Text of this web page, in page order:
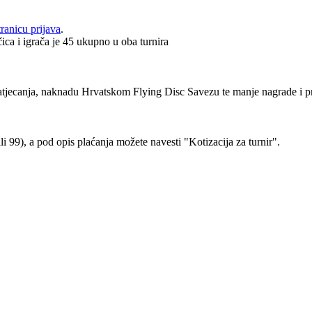
prijava.
i igrača je 45 ukupno u oba turnira
naknadu Hrvatskom Flying Disc Savezu te manje nagrade i
a pod opis plaćanja možete navesti "Kotizacija za turnir".